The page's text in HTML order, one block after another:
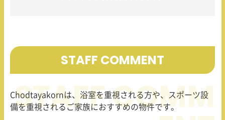
STAFF COMMENT
Chodtayakornは、浴室を重視される方や、スポーツ設
備を重視されるご家族におすすめの物件です。